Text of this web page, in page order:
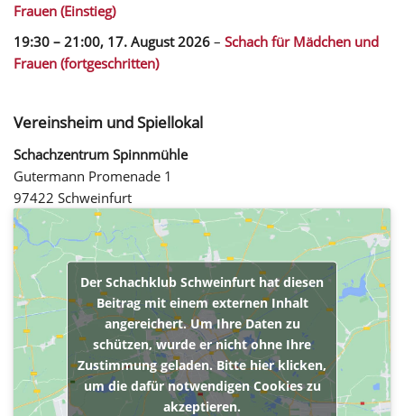
Frauen (Einstieg)
19:30 – 21:00, 17. August 2026 – Schach für Mädchen und
Frauen (fortgeschritten)
Vereinsheim und Spiellokal
Schachzentrum Spinnmühle
Gutermann Promenade 1
97422 Schweinfurt
Der Schachklub Schweinfurt hat diesen
Beitrag mit einem externen Inhalt
angereichert. Um Ihre Daten zu
schützen, wurde er nicht ohne Ihre
Zustimmung geladen. Bitte hier klicken,
um die dafür notwendigen Cookies zu
akzeptieren.